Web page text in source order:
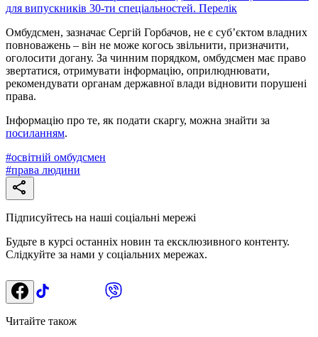
для випускників 30-ти спеціальностей. Перелік
Омбудсмен, зазначає Сергій Горбачов, не є суб’єктом владних
повноважень – він не може когось звільнити, призначити,
оголосити догану. За чинним порядком, омбудсмен має право
звертатися, отримувати інформацію, оприлюднювати,
рекомендувати органам державної влади відновити порушені
права.
Інформацію про те, як подати скаргу, можна знайти за
посиланням.
#освітній омбудсмен
#права людини
Підписуйтесь на наші соціальні мережі
Будьте в курсі останніх новин та ексклюзивного контенту.
Слідкуйте за нами у соціальних мережах.
Читайте також